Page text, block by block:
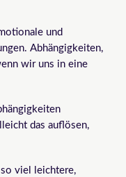
und
Abhängigkeiten,
wir uns in eine
das auflösen,
so viel leichtere,